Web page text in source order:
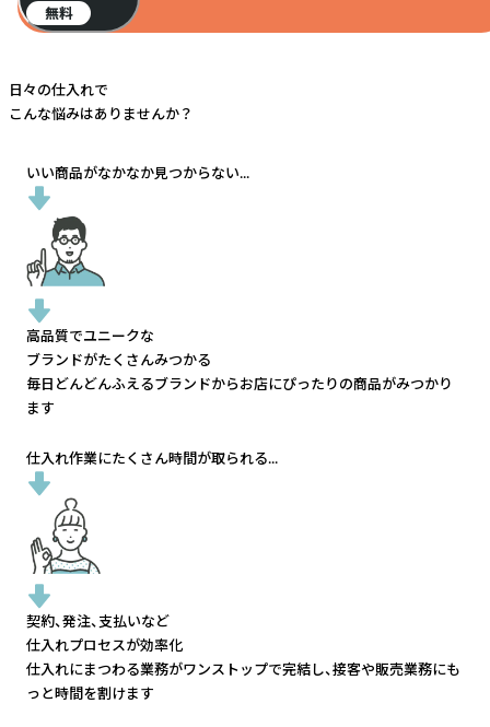
無料
日々の仕入れで
こんな悩みはありませんか？
いい商品がなかなか見つからない...
高品質でユニークな
ブランドがたくさんみつかる
毎日どんどんふえるブランドからお店にぴったりの商品がみつかり
ます
仕入れ作業にたくさん時間が取られる...
契約、発注、支払いなど
仕入れプロセスが効率化
仕入れにまつわる業務がワンストップで完結し、接客や販売業務にも
っと時間を割けます